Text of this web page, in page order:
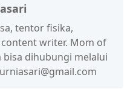
tentor fisika,
content writer. Mom of
bisa dihubungi melalui